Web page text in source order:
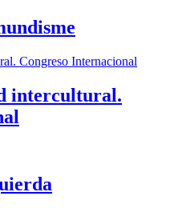
intercultural.